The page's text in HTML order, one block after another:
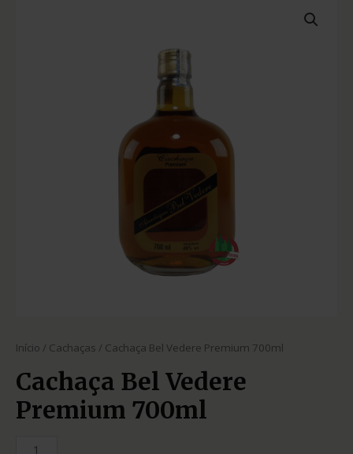
Início / Cachaças / Cachaça Bel Vedere Premium 700ml
Cachaça Bel Vedere
Premium 700ml